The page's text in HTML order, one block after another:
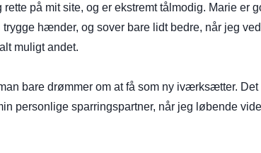
på mit site, og er ekstremt tålmodig. Marie er
hænder, og sover bare lidt bedre, når jeg
muligt andet.
bare drømmer om at få som ny iværksætter.
personlige sparringspartner, når jeg løbende